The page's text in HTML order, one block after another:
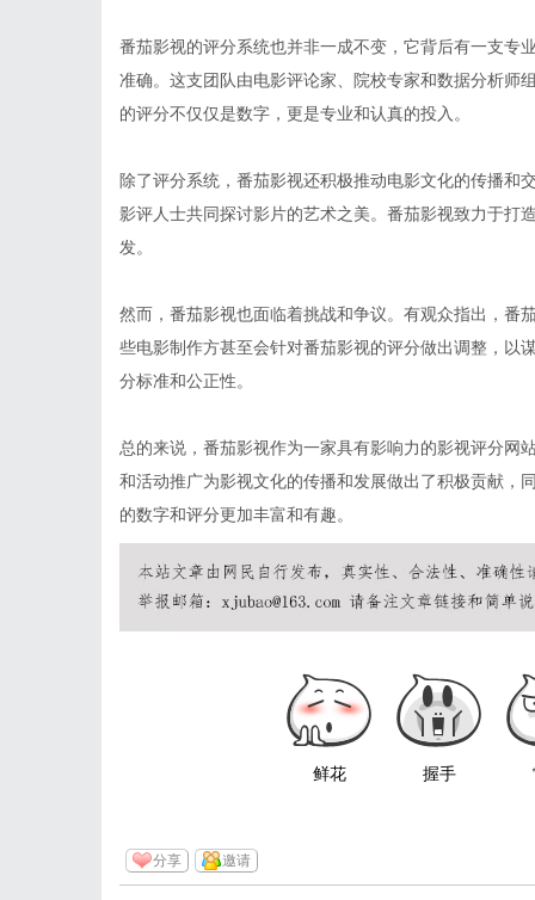
番茄影视的评分系统也并非一成不变，它背后有一支专
准确。这支团队由电影评论家、院校专家和数据分析师
的评分不仅仅是数字，更是专业和认真的投入。
除了评分系统，番茄影视还积极推动电影文化的传播和
影评人士共同探讨影片的艺术之美。番茄影视致力于打
发。
然而，番茄影视也面临着挑战和争议。有观众指出，番
些电影制作方甚至会针对番茄影视的评分做出调整，以
分标准和公正性。
总的来说，番茄影视作为一家具有影响力的影视评分网
和活动推广为影视文化的传播和发展做出了积极贡献，
的数字和评分更加丰富和有趣。
鲜花 握手
分享 邀请